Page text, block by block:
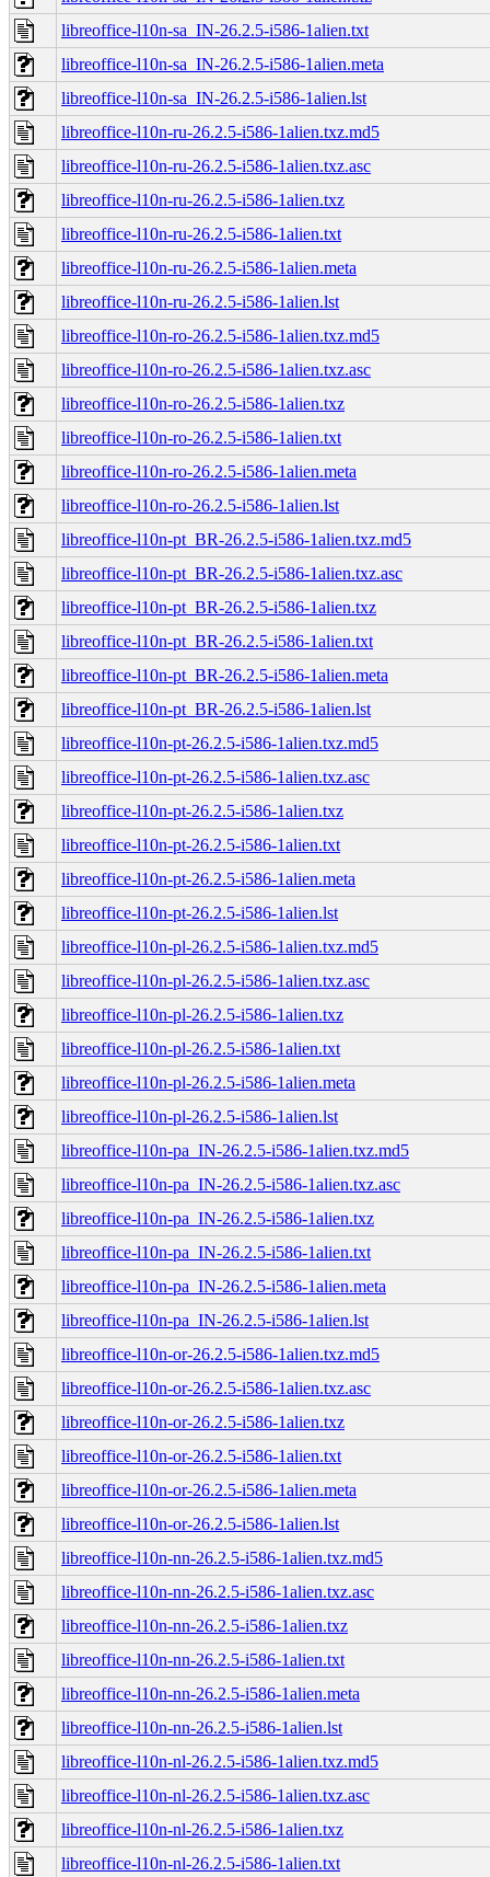
libreoffice-l10n-sa_IN-26.2.5-i586-1alien.txt
libreoffice-l10n-sa_IN-26.2.5-i586-1alien.meta
libreoffice-l10n-sa_IN-26.2.5-i586-1alien.lst
libreoffice-l10n-ru-26.2.5-i586-1alien.txz.md5
libreoffice-l10n-ru-26.2.5-i586-1alien.txz.asc
libreoffice-l10n-ru-26.2.5-i586-1alien.txz
libreoffice-l10n-ru-26.2.5-i586-1alien.txt
libreoffice-l10n-ru-26.2.5-i586-1alien.meta
libreoffice-l10n-ru-26.2.5-i586-1alien.lst
libreoffice-l10n-ro-26.2.5-i586-1alien.txz.md5
libreoffice-l10n-ro-26.2.5-i586-1alien.txz.asc
libreoffice-l10n-ro-26.2.5-i586-1alien.txz
libreoffice-l10n-ro-26.2.5-i586-1alien.txt
libreoffice-l10n-ro-26.2.5-i586-1alien.meta
libreoffice-l10n-ro-26.2.5-i586-1alien.lst
libreoffice-l10n-pt_BR-26.2.5-i586-1alien.txz.md5
libreoffice-l10n-pt_BR-26.2.5-i586-1alien.txz.asc
libreoffice-l10n-pt_BR-26.2.5-i586-1alien.txz
libreoffice-l10n-pt_BR-26.2.5-i586-1alien.txt
libreoffice-l10n-pt_BR-26.2.5-i586-1alien.meta
libreoffice-l10n-pt_BR-26.2.5-i586-1alien.lst
libreoffice-l10n-pt-26.2.5-i586-1alien.txz.md5
libreoffice-l10n-pt-26.2.5-i586-1alien.txz.asc
libreoffice-l10n-pt-26.2.5-i586-1alien.txz
libreoffice-l10n-pt-26.2.5-i586-1alien.txt
libreoffice-l10n-pt-26.2.5-i586-1alien.meta
libreoffice-l10n-pt-26.2.5-i586-1alien.lst
libreoffice-l10n-pl-26.2.5-i586-1alien.txz.md5
libreoffice-l10n-pl-26.2.5-i586-1alien.txz.asc
libreoffice-l10n-pl-26.2.5-i586-1alien.txz
libreoffice-l10n-pl-26.2.5-i586-1alien.txt
libreoffice-l10n-pl-26.2.5-i586-1alien.meta
libreoffice-l10n-pl-26.2.5-i586-1alien.lst
libreoffice-l10n-pa_IN-26.2.5-i586-1alien.txz.md5
libreoffice-l10n-pa_IN-26.2.5-i586-1alien.txz.asc
libreoffice-l10n-pa_IN-26.2.5-i586-1alien.txz
libreoffice-l10n-pa_IN-26.2.5-i586-1alien.txt
libreoffice-l10n-pa_IN-26.2.5-i586-1alien.meta
libreoffice-l10n-pa_IN-26.2.5-i586-1alien.lst
libreoffice-l10n-or-26.2.5-i586-1alien.txz.md5
libreoffice-l10n-or-26.2.5-i586-1alien.txz.asc
libreoffice-l10n-or-26.2.5-i586-1alien.txz
libreoffice-l10n-or-26.2.5-i586-1alien.txt
libreoffice-l10n-or-26.2.5-i586-1alien.meta
libreoffice-l10n-or-26.2.5-i586-1alien.lst
libreoffice-l10n-nn-26.2.5-i586-1alien.txz.md5
libreoffice-l10n-nn-26.2.5-i586-1alien.txz.asc
libreoffice-l10n-nn-26.2.5-i586-1alien.txz
libreoffice-l10n-nn-26.2.5-i586-1alien.txt
libreoffice-l10n-nn-26.2.5-i586-1alien.meta
libreoffice-l10n-nn-26.2.5-i586-1alien.lst
libreoffice-l10n-nl-26.2.5-i586-1alien.txz.md5
libreoffice-l10n-nl-26.2.5-i586-1alien.txz.asc
libreoffice-l10n-nl-26.2.5-i586-1alien.txz
libreoffice-l10n-nl-26.2.5-i586-1alien.txt